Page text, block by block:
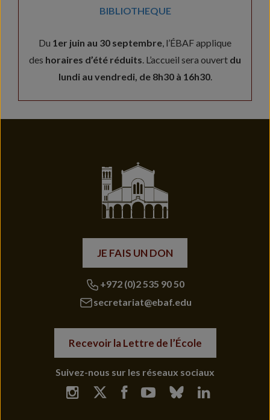
BIBLIOTHEQUE
Du 1er juin au 30 septembre, l’ÉBAF applique
des horaires d’été réduits. L’accueil sera ouvert du
lundi au vendredi, de 8h30 à 16h30.
JE FAIS UN DON
+972 (0)2 535 90 50
secretariat@ebaf.edu
Recevoir la Lettre de l’École
Suivez-nous sur les réseaux sociaux